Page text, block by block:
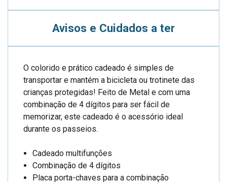
Avisos e Cuidados a ter
O colorido e prático cadeado é simples de
transportar e mantém a bicicleta ou trotinete das
crianças protegidas! Feito de Metal e com uma
combinação de 4 dígitos para ser fácil de
memorizar, este cadeado é o acessório ideal
durante os passeios.
Cadeado multifunções
Combinação de 4 dígitos
Placa porta-chaves para a combinação